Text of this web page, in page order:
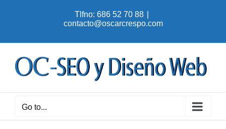
Tlfno: 686 52 70 88
contacto@oscarcrespo.com
Go to...